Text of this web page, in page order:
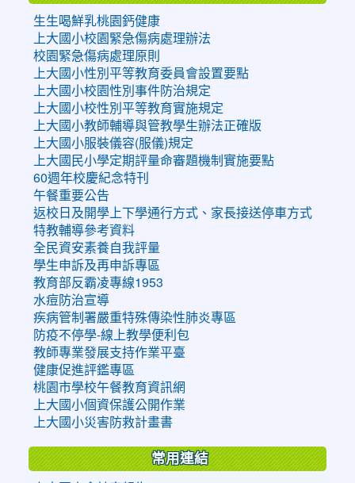
生生喝鮮乳桃園鈣健康
上大國小校園緊急傷病處理辦法
校園緊急傷病處理原則
上大國小性別平等教育委員會設置要點
上大國小校園性別事件防治規定
上大國小校性別平等教育實施規定
上大國小教師輔導與管教學生辦法正確版
上大國小服裝儀容(服儀)規定
上大國民小學定期評量命審題機制實施要點
60週年校慶紀念特刊
午餐重要公告
返校日及開學上下學通行方式、家長接送停車方式
特教輔導參考資料
全民資安素養自我評量
學生申訴及再申訴專區
教育部反霸凌專線1953
水痘防治宣導
疾病管制署嚴重特殊傳染性肺炎專區
防疫不停學-線上教學便利包
教師專業發展支持作業平臺
健康促進評鑑專區
桃園市學校午餐教育資訊網
上大國小個資保護公開作業
上大國小災害防救計畫書
常用連結